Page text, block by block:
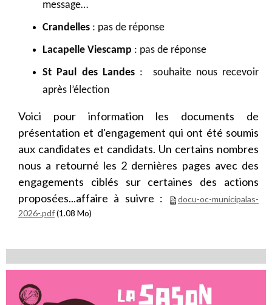
message…
Crandelles : pas de réponse
Lacapelle Viescamp : pas de réponse
St Paul des Landes: souhaite nous recevoir
après l’élection
Voici pour information les documents de
présentation et d'engagement qui ont été soumis
aux candidates et candidats. Un certains nombres
nous a retourné les 2 dernières pages avec des
engagements ciblés sur certaines des actions
proposées...affaire à suivre :
docu-oc-municipalas-
2026-.pdf(1.08 Mo)